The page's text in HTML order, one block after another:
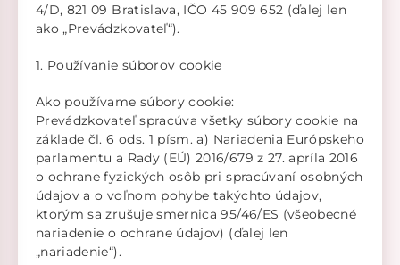
4/D, 821 09 Bratislava, IČO 45 909 652 (ďalej len
ako „Prevádzkovateľ“).
1. Používanie súborov cookie
Ako používame súbory cookie:
Prevádzkovateľ spracúva všetky súbory cookie na
základe čl. 6 ods. 1 písm. a) Nariadenia Európskeho
parlamentu a Rady (EÚ) 2016/679 z 27. apríla 2016
o ochrane fyzických osôb pri spracúvaní osobných
údajov a o voľnom pohybe takýchto údajov,
ktorým sa zrušuje smernica 95/46/ES (všeobecné
nariadenie o ochrane údajov) (ďalej len
„nariadenie“).